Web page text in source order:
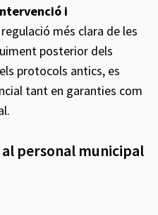
i
més clara de les
posterior dels
protocols antics, es
tant en garanties com
personal municipal